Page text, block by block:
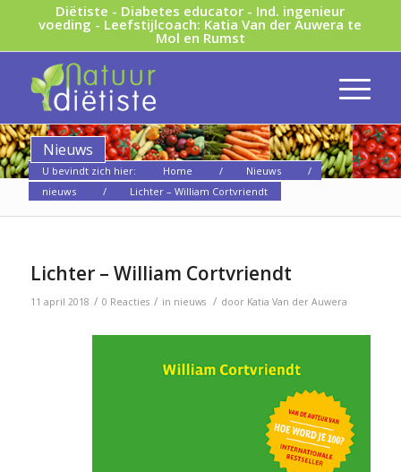
Diëtiste - Diabetes educator - Ind. ingenieur
voeding - Leefstijlcoach: Katia Van der Auwera te
Mol en Rumst
Nieuws
U bevindt zich hier: Home / Nieuws
/
nieuws
/ Lichter – William Cortvriendt
Lichter – William Cortvriendt
11 april 2018 / 0 Reacties / in nieuws / door Katia Van der Auwera